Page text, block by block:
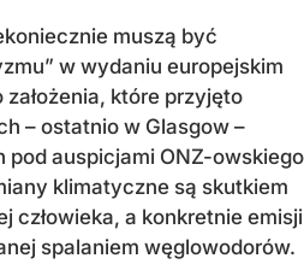
muszą być
w wydaniu europejskim
które przyjęto
– ostatnio w Glasgow –
auspicjami ONZ-owskiego
klimatyczne są skutkiem
człowieka, a konkretnie emisji
spalaniem węglowodorów.